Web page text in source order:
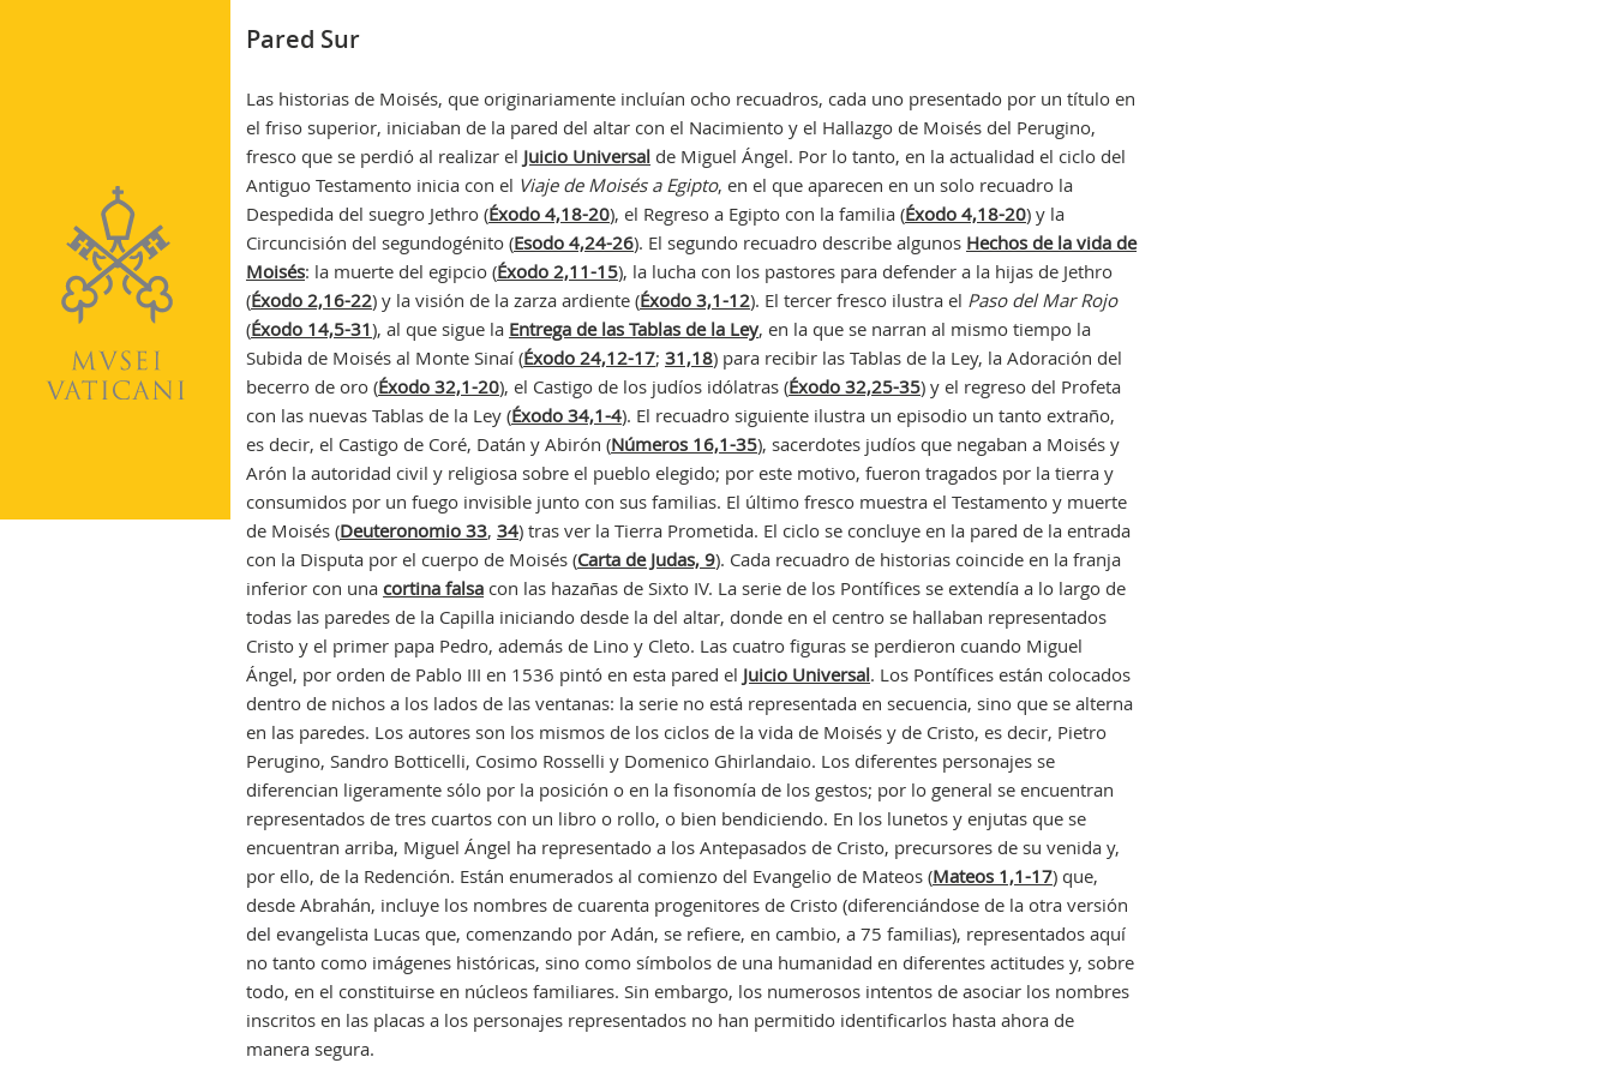
Pared Sur
Las historias de Moisés, que originariamente incluían ocho recuadros, cada uno presentado por un título en
el friso superior, iniciaban de la pared del altar con el Nacimiento y el Hallazgo de Moisés del Perugino,
fresco que se perdió al realizar el Juicio Universalde Miguel Ángel. Por lo tanto, en la actualidad el ciclo del
Antiguo Testamento inicia con el Viaje de Moisés a Egipto, en el que aparecen en un solo recuadro la
Despedida del suegro Jethro (Éxodo 4,18-20), el Regreso a Egipto con la familia (Éxodo 4,18-20) y la
Circuncisión del segundogénito (Esodo 4,24-26). El segundo recuadro describe algunos Hechos de la vida de
Moisés: la muerte del egipcio (Éxodo 2,11-15), la lucha con los pastores para defender a la hijas de Jethro
(Éxodo 2,16-22) y la visión de la zarza ardiente (Éxodo 3,1-12). El tercer fresco ilustra el Paso del Mar Rojo
(Éxodo 14,5-31), al que sigue la Entrega de las Tablas de la Ley, en la que se narran al mismo tiempo la
Subida de Moisés al Monte Sinaí (Éxodo 24,12-17; 31,18) para recibir las Tablas de la Ley, la Adoración del
becerro de oro (Éxodo 32,1-20), el Castigo de los judíos idólatras (Éxodo 32,25-35) y el regreso del Profeta
con las nuevas Tablas de la Ley (Éxodo 34,1-4). El recuadro siguiente ilustra un episodio un tanto extraño,
es decir, el Castigo de Coré, Datán y Abirón (Números 16,1-35), sacerdotes judíos que negaban a Moisés y
Arón la autoridad civil y religiosa sobre el pueblo elegido; por este motivo, fueron tragados por la tierra y
consumidos por un fuego invisible junto con sus familias. El último fresco muestra el Testamento y muerte
de Moisés (Deuteronomio 33, 34) tras ver la Tierra Prometida. El ciclo se concluye en la pared de la entrada
con la Disputa por el cuerpo de Moisés (Carta de Judas, 9). Cada recuadro de historias coincide en la franja
inferior con una cortina falsacon las hazañas de Sixto IV. La serie de los Pontífices se extendía a lo largo de
todas las paredes de la Capilla iniciando desde la del altar, donde en el centro se hallaban representados
Cristo y el primer papa Pedro, además de Lino y Cleto. Las cuatro figuras se perdieron cuando Miguel
Ángel, por orden de Pablo III en 1536 pintó en esta pared el Juicio Universal. Los Pontífices están colocados
dentro de nichos a los lados de las ventanas: la serie no está representada en secuencia, sino que se alterna
en las paredes. Los autores son los mismos de los ciclos de la vida de Moisés y de Cristo, es decir, Pietro
Perugino, Sandro Botticelli, Cosimo Rosselli y Domenico Ghirlandaio. Los diferentes personajes se
diferencian ligeramente sólo por la posición o en la fisonomía de los gestos; por lo general se encuentran
representados de tres cuartos con un libro o rollo, o bien bendiciendo. En los lunetos y enjutas que se
encuentran arriba, Miguel Ángel ha representado a los Antepasados de Cristo, precursores de su venida y,
por ello, de la Redención. Están enumerados al comienzo del Evangelio de Mateos (Mateos 1,1-17) que,
desde Abrahán, incluye los nombres de cuarenta progenitores de Cristo (diferenciándose de la otra versión
del evangelista Lucas que, comenzando por Adán, se refiere, en cambio, a 75 familias), representados aquí
no tanto como imágenes históricas, sino como símbolos de una humanidad en diferentes actitudes y, sobre
todo, en el constituirse en núcleos familiares. Sin embargo, los numerosos intentos de asociar los nombres
inscritos en las placas a los personajes representados no han permitido identificarlos hasta ahora de
manera segura.